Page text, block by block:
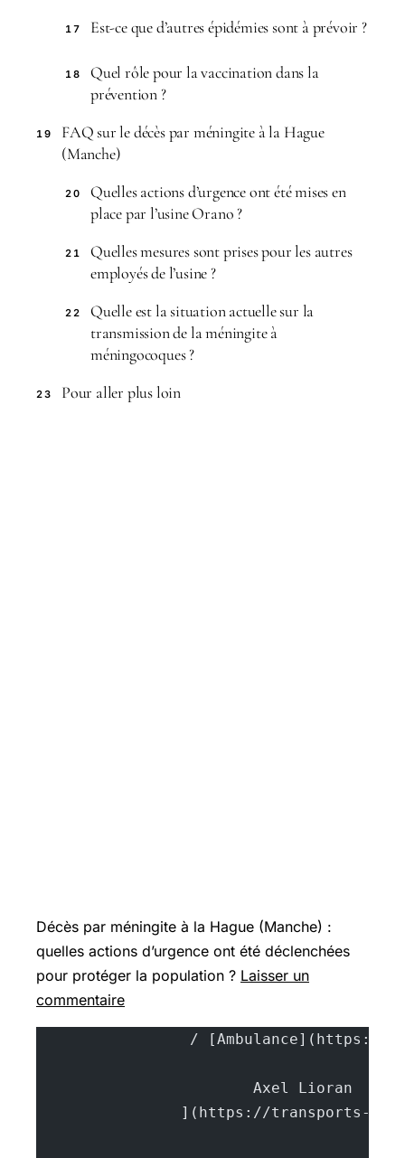
17 Est-ce que d’autres épidémies sont à prévoir ?
18
Quel rôle pour la vaccination dans la
prévention ?
19
FAQ sur le décès par méningite à la Hague
(Manche)
20
Quelles actions d’urgence ont été mises en
place par l’usine Orano ?
21
Quelles mesures sont prises pour les autres
employés de l’usine ?
22
Quelle est la situation actuelle sur la
transmission de la méningite à
méningocoques ?
23 Pour aller plus loin
Décès par méningite à la Hague (Manche) :
quelles actions d’urgence ont été déclenchées
pour protéger la population ? Laisser un
commentaire
](https://transports-